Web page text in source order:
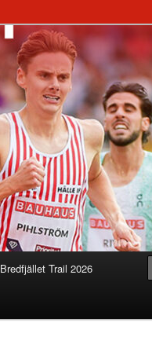
Bredfjället Trail 2026